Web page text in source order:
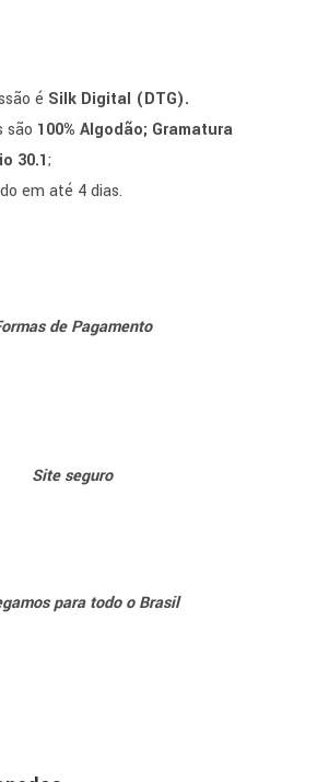
é Silk Digital (DTG).
são 100% Algodão; Gramatura
30.1;
em até 4 dias.
de Pagamento
Site seguro
para todo o Brasil